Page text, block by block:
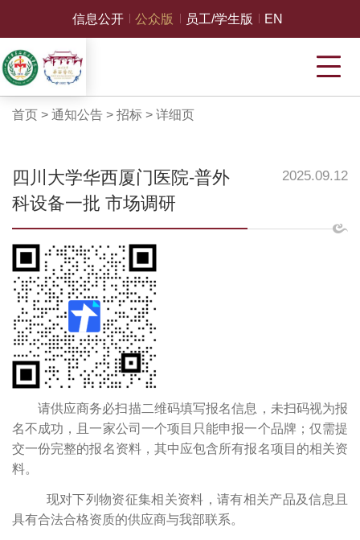
信息公开 公众版 员工/学生版 EN
首页 > 通知公告> 招标> 详细页
四川大学华西厦门医院-普外
科设备一批 市场调研
2025.09.12
请供应商务必扫描二维码填写报名信息，未扫码视为报
名不成功，且一家公司一个项目只能申报一个品牌；仅需提
交一份完整的报名资料，其中应包含所有报名项目的相关资
料。
现对下列物资征集相关资料，请有相关产品及信息且
具有合法合格资质的供应商与我部联系。